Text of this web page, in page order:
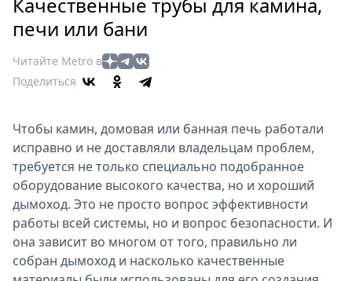
Россия
Здоровье
Еда
Мода
Театр
Кино
Афиша
Книги
Выставки
Пресс-
печи или бани
Читайте Metro в
Поделиться
Чтобы камин, домовая или банная печь работали
исправно и не доставляли владельцам проблем,
требуется не только специально подобранное
оборудование высокого качества, но и хороший
дымоход. Это не просто вопрос эффективности
работы всей системы, но и вопрос безопасности. И
она зависит во многом от того, правильно ли
собран дымоход и насколько качественные